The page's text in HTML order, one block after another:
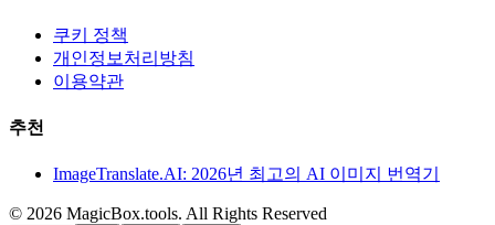
쿠키 정책
개인정보처리방침
이용약관
추천
ImageTranslate.AI: 2026년 최고의 AI 이미지 번역기
© 2026 MagicBox.tools. All Rights Reserved